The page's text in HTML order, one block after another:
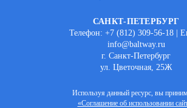
САНКТ-ПЕТЕРБУРГ
Телефон: +7 (812) 309-56-18 |
info@baltway.ru
г. Санкт-Петербург
ул. Цветочная, 25Ж
Используя данный ресурс, вы
«Соглашение об использовании